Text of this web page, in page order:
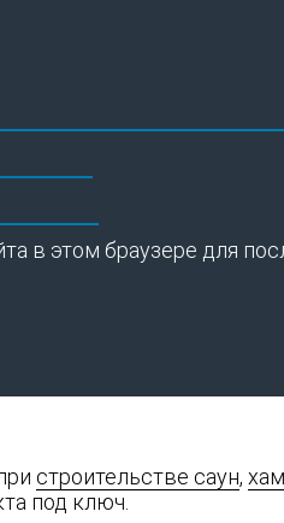
в этом браузере для
строительстве саун,
под ключ.